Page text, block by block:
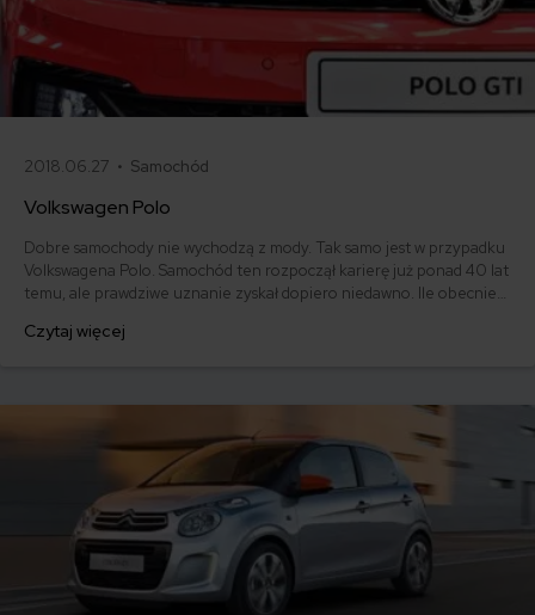
2018.06.27 • Samochód
Volkswagen Polo
Dobre samochody nie wychodzą z mody. Tak samo jest w przypadku
Volkswagena Polo. Samochód ten rozpoczął karierę już ponad 40 lat
temu, ale prawdziwe uznanie zyskał dopiero niedawno. Ile obecnie
OC dla tego samochodu? Sprawdzamy.
Czytaj więcej